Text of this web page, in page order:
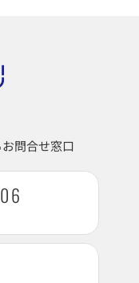
問合せ窓口